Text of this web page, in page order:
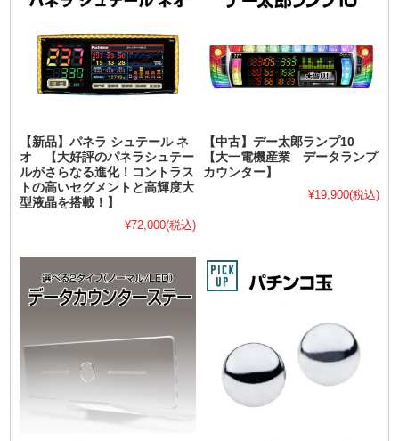
【新品】パネラ シュテール ネ
オ 【大好評のパネラシュテー
ルがさらなる進化！コントラス
トの高いセグメントと高輝度大
型液晶を搭載！】
¥72,000(税込)
【中古】デー太郎ランプ10
【大一電機産業 データランプ
カウンター】
¥19,900(税込)